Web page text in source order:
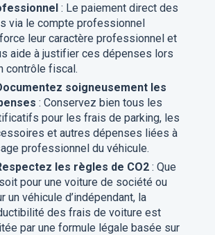
: Le paiement direct des
via le compte professionnel
leur caractère professionnel et
aide à justifier ces dépenses lors
contrôle fiscal.
soigneusement les
: Conservez bien tous les
pour les frais de parking, les
et autres dépenses liées à
professionnel du véhicule.
les règles de CO2: Que
pour une voiture de société ou
un véhicule d’indépendant, la
des frais de voiture est
par une formule légale basée sur